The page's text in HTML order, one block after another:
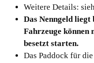
Weitere Details:
Das Nenngeld liegt
Fahrzeuge
besetzt starten.
Das Paddock für